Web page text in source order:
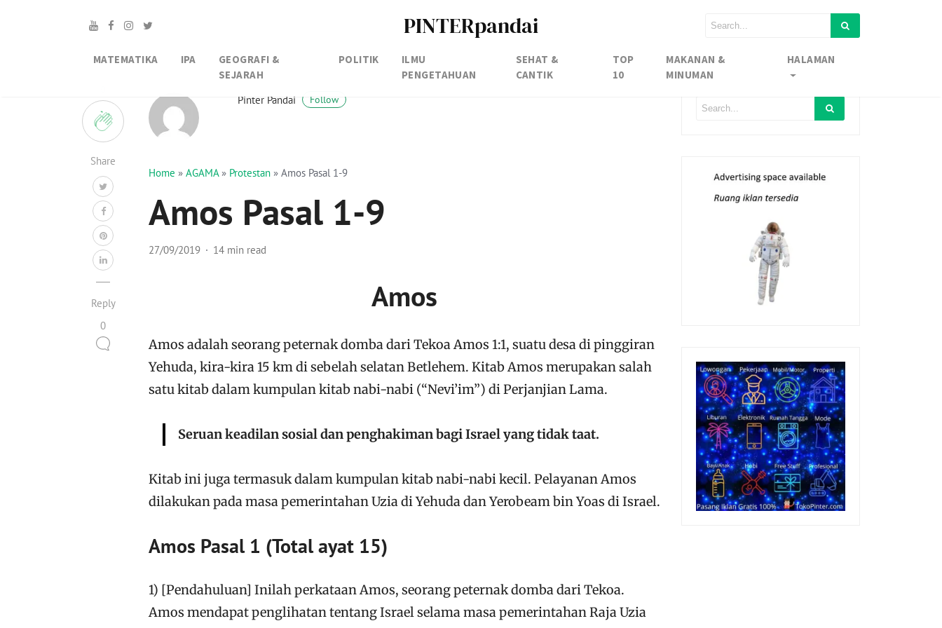
PINTERpandai
MATEMATIKA IPA
GEOGRAFI &
SEJARAH
POLITIK
ILMU
PENGETAHUAN
SEHAT &
CANTIK
TOP
10
MAKANAN &
MINUMAN
HALAMAN
Share
Reply
0
Pinter Pandai Follow
Home » AGAMA» Protestan » Amos Pasal 1-9
Amos Pasal 1-9
27/09/2019 14 min read
Amos
Amos adalah seorang peternak domba dari Tekoa Amos 1:1, suatu desa di pinggiran
Yehuda, kira-kira 15 km di sebelah selatan Betlehem. Kitab Amos merupakan salah
satu kitab dalam kumpulan kitab nabi-nabi (“Nevi’im”) di Perjanjian Lama.
Seruan keadilan sosial dan penghakiman bagi Israel yang tidak taat.
Kitab ini juga termasuk dalam kumpulan kitab nabi-nabi kecil. Pelayanan Amos
dilakukan pada masa pemerintahan Uzia di Yehuda dan Yerobeam bin Yoas di Israel.
Amos Pasal 1 (Total ayat 15)
1) [Pendahuluan] Inilah perkataan Amos, seorang peternak domba dari Tekoa.
Amos mendapat penglihatan tentang Israel selama masa pemerintahan Raja Uzia